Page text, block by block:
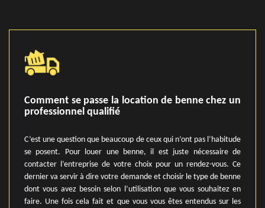
Comment se passe la location de benne chez un
professionnel qualifié
C’est une question que beaucoup de ceux qui n’ont pas l’habitude
se posent. Pour louer une benne, il est juste nécessaire de
contacter l’entreprise de votre choix pour un rendez-vous. Ce
dernier va servir à dire votre demande et choisir le type de benne
dont vous avez besoin selon l’utilisation que vous souhaitez en
faire. Une fois cela fait et que vous vous êtes entendus sur les